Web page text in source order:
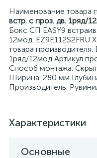
Наименование товара
встр. с проз. дв. 1ряд/
Бокс СП EASY9
12мод. EZ9E112S2FRU
товара производителя:
1ряд/12мод Артикул
Способ монтажа:
Ширина: 280 мм
Производитель:
Характеристики
Основные